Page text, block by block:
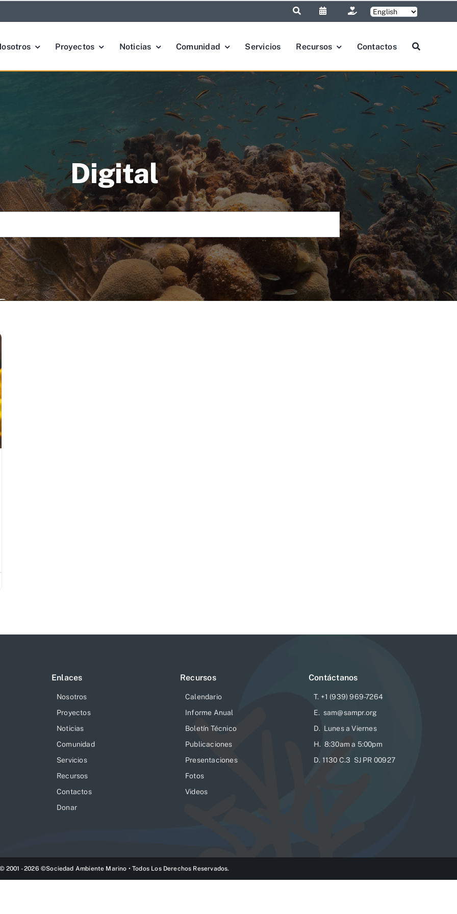
Proyectos Noticias Comunidad Servicios Recursos Contactos
Digital
Enlaces
Nosotros
Proyectos
Noticias
Comunidad
Servicios
Recursos
Contactos
Donar
Recursos
Calendario
Informe Anual
Boletín Técnico
Publicaciones
Presentaciones
Fotos
Videos
Contáctanos
T. +1 (939) 969-7264
E. sam@sampr.org
D. Lunes a Viernes
H. 8:30am a 5:00pm
D. 1130 C.3 SJ PR 00927
2001 - 2026 ©Sociedad Ambiente Marino • Todos Los Derechos Reservados.